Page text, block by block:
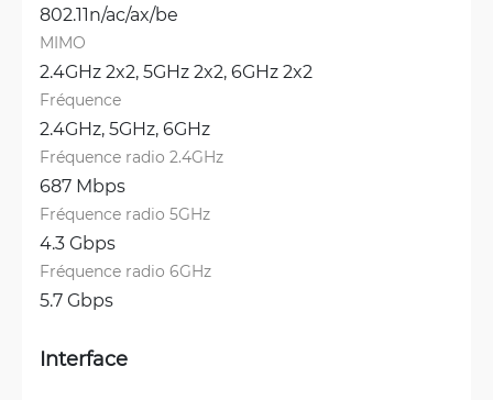
802.11n/ac/ax/be
MIMO
2.4GHz 2x2, 5GHz 2x2, 6GHz 2x2
Fréquence
2.4GHz, 5GHz, 6GHz
Fréquence radio 2.4GHz
687 Mbps
Fréquence radio 5GHz
4.3 Gbps
Fréquence radio 6GHz
5.7 Gbps
Interface